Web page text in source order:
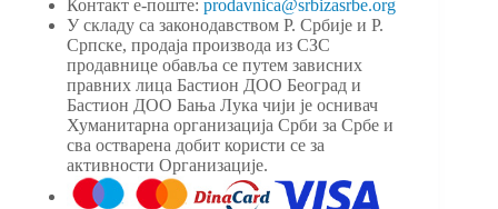
Контакт е-поште: prodavnica@srbizasrbe.org
У складу са законодавством Р. Србије и Р.
Српске, продаја производа из СЗС
продавнице обавља се путем зависних
правних лица Бастион ДОО Београд и
Бастион ДОО Бања Лука чији је оснивач
Хуманитарна организација Срби за Србе и
сва остварена добит користи се за
активности Организације.